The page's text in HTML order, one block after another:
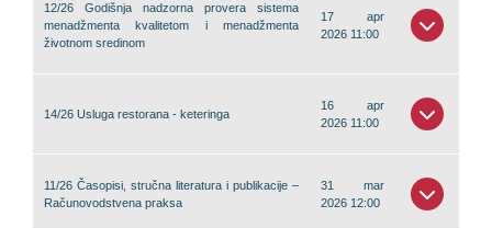
12/26 Godišnja nadzorna provera sistema
menadžmenta kvalitetom i menadžmenta
životnom sredinom
17 apr
2026 11:00
14/26 Usluga restorana - keteringa
16 apr
2026 11:00
11/26 Časopisi, stručna literatura i publikacije –
Računovodstvena praksa
31 mar
2026 12:00